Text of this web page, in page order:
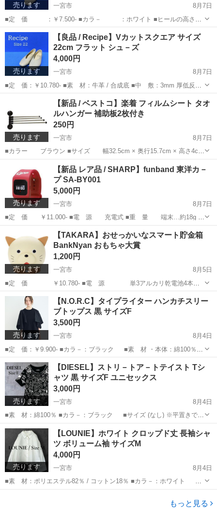
売ります 一宮市
8月7日
■定 価 ：￥7.500- ■カラ－ ：ホワイト ■ヒールの高さ：
3cm ■素 材 ・アッパー：合成皮革 ・ソール ：ゴム ・裏
側 ：生地(マイクロファイバー) ■商品特徴 ・丸みのあ...
愛知 一宮市 靴 合成皮革
売ります
【良品 / Recipe】Vカットスクエア サイズ
22cm フラット シュ－ズ
4,000円
一宮市
8月7日
■定 価：￥10.780- ■素 材：牛革 / 合成底 ■中 敷：3mm 厚低反発
クッション ■カラ－：グレ－ジュ ■ワイズ：2E 相当 ■ヒール：約
1.5cm ■原産国：日本 ■商品特徴 ・ビジネス...
靴
売ります
【新品 / ベストコ】楽着 フィルムシート タオ
ルハンガー 補助板2枚付き
250円
一宮市
8月7日
■カラー ブラウン ■サイズ 幅32.5cm × 奥行15.7cm × 高さ4cm
■耐荷重 3kg ■付属品 補助板×2枚 ■取引場所 一宮市(自宅)
■材 質 ・本体 ABS樹脂・...
家庭用品 シート
売ります
【新品 レア品 / SHARP】funband 東洋カ－
プ SA-BY001
5,000円
一宮市
8月7日
■定 価 ￥11.000- ■電 源 充電式 ■重 量 端末…約18g /
バンド…約21g ■サイズ 長さ 約258mm × 横 約36.8mm × 厚さ(最
大) 約11.2mm ■対応OS iOS…バ...
アクセサリー
売ります
【TAKARA】おせっかいなスマート貯金箱
BankNyan おもちゃ大賞
1,200円
一宮市
8月5日
■定 価 ￥10.780- ■電 源 単3アルカリ乾電池4本使
用(別売) ■サイズ W150mm × H130mm × D130mm ■対象年
齢 15歳以上 ■商品内容 本体・取扱説明書 ...
TAKARATOMY
売ります
【N.O.R.C】タイプライター ハンカチスリー
ブトップス 黒 サイズF
3,500円
一宮市
8月4日
■定 価：￥9.900- ■カラ－：ブラック ■素 材 ・本体：綿100％
・別布：ポリエステル91％ / 綿9％ ■サイズ (F) ※HPより一部抜
粋。 ・着丈：55cm ・身幅：44cm ・裄...
愛知 一宮市 商品
売ります
【DIESEL】ストリ－トア－トテイスト Tシ
ャツ 黒 サイズF ユニセックス
3,000円
一宮市
8月4日
■素 材：綿100％ ■カラ－：ブラック ■サイズ (なし) ※平置きでの
素人採寸です。 ・着丈：66cm ・肩幅：38cm ・身幅：45cm ・袖丈：
18cm ■商品特徴 ・DIESELの歴代ロ...
愛知 一宮市
売ります
【LOUNIE】ホワイト クロップド丈 長袖シャ
ツ ボリューム袖 サイズM
4,000円
一宮市
8月4日
■素 材：ポリエステル82％ / コットン18％ ■カラ－：ホワイト ■
サイズ (38) ※平置きでの素人採寸です。 ・着丈：48cm (後ろは＋
もっと見る